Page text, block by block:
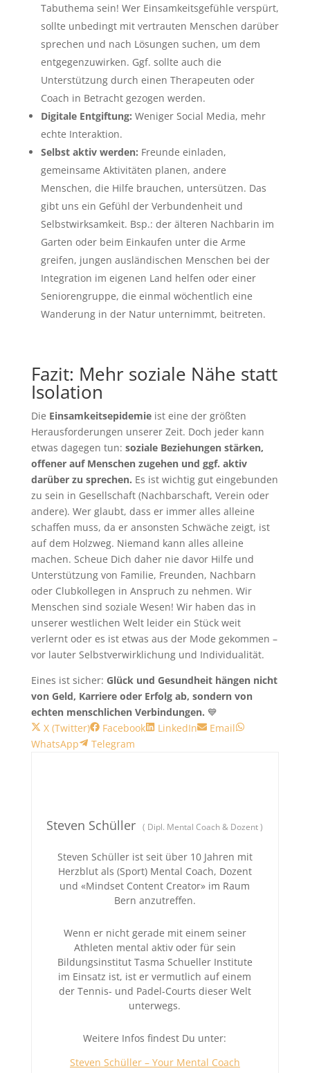
Tabuthema sein! Wer Einsamkeitsgefühle verspürt,
sollte unbedingt mit vertrauten Menschen darüber
sprechen und nach Lösungen suchen, um dem
entgegenzuwirken. Ggf. sollte auch die
Unterstützung durch einen Therapeuten oder
Coach in Betracht gezogen werden.
Digitale Entgiftung: Weniger Social Media, mehr
echte Interaktion.
Selbst aktiv werden: Freunde einladen,
gemeinsame Aktivitäten planen, andere
Menschen, die Hilfe brauchen, untersützen. Das
gibt uns ein Gefühl der Verbundenheit und
Selbstwirksamkeit. Bsp.: der älteren Nachbarin im
Garten oder beim Einkaufen unter die Arme
greifen, jungen ausländischen Menschen bei der
Integration im eigenen Land helfen oder einer
Seniorengruppe, die einmal wöchentlich eine
Wanderung in der Natur unternimmt, beitreten.
Fazit: Mehr soziale Nähe statt
Isolation
Die Einsamkeitsepidemieist eine der größten
Herausforderungen unserer Zeit. Doch jeder kann
etwas dagegen tun: soziale Beziehungen stärken,
offener auf Menschen zugehen und ggf. aktiv
darüber zu sprechen. Es ist wichtig gut eingebunden
zu sein in Gesellschaft (Nachbarschaft, Verein oder
andere). Wer glaubt, dass er immer alles alleine
schaffen muss, da er ansonsten Schwäche zeigt, ist
auf dem Holzweg. Niemand kann alles alleine
machen. Scheue Dich daher nie davor Hilfe und
Unterstützung von Familie, Freunden, Nachbarn
oder Clubkollegen in Anspruch zu nehmen. Wir
Menschen sind soziale Wesen! Wir haben das in
unserer westlichen Welt leider ein Stück weit
verlernt oder es ist etwas aus der Mode gekommen –
vor lauter Selbstverwirklichung und Individualität.
Eines ist sicher: Glück und Gesundheit hängen nicht
von Geld, Karriere oder Erfolg ab, sondern von
echten menschlichen Verbindungen. 💙
Share
on
X (Twitter)
Share
on
Facebook
Share
LinkedIn
Share
Email
Share
WhatsApp
Share
Telegram
Steven Schüller ( Dipl. Mental Coach & Dozent)
Steven Schüller ist seit über 10 Jahren mit
Herzblut als (Sport) Mental Coach, Dozent
und «Mindset Content Creator» im Raum
Bern anzutreffen.
Wenn er nicht gerade mit einem seiner
Athleten mental aktiv oder für sein
Bildungsinstitut Tasma Schueller Institute
im Einsatz ist, ist er vermutlich auf einem
der Tennis- und Padel-Courts dieser Welt
unterwegs.
Weitere Infos findest Du unter:
Steven Schüller – Your Mental Coach